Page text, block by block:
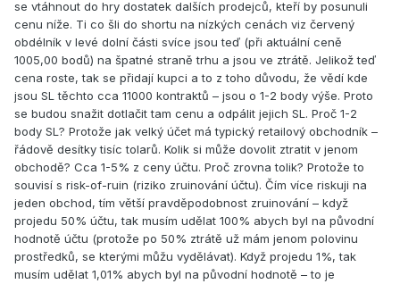
se vtáhnout do hry dostatek dalších prodejců, kteří by posunuli
cenu níže. Ti co šli do shortu na nízkých cenách viz červený
obdélník v levé dolní části svíce jsou teď (při aktuální ceně
1005,00 bodů) na špatné straně trhu a jsou ve ztrátě. Jelikož teď
cena roste, tak se přidají kupci a to z toho důvodu, že vědí kde
jsou SL těchto cca 11000 kontraktů – jsou o 1-2 body výše. Proto
se budou snažit dotlačit tam cenu a odpálit jejich SL. Proč 1-2
body SL? Protože jak velký účet má typický retailový obchodník –
řádově desítky tisíc tolarů. Kolik si může dovolit ztratit v jenom
obchodě? Cca 1-5% z ceny účtu. Proč zrovna tolik? Protože to
souvisí s risk-of-ruin (riziko zruinování účtu). Čím více riskuji na
jeden obchod, tím větší pravděpodobnost zruinování – když
projedu 50% účtu, tak musím udělat 100% abych byl na původní
hodnotě účtu (protože po 50% ztrátě už mám jenom polovinu
prostředků, se kterými můžu vydělávat). Když projedu 1%, tak
musím udělat 1,01% abych byl na původní hodnotě – to je